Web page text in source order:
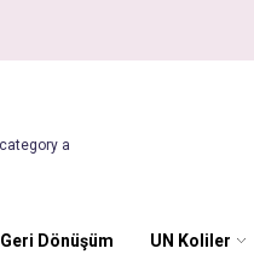
Geri Dönüşüm UN Koliler